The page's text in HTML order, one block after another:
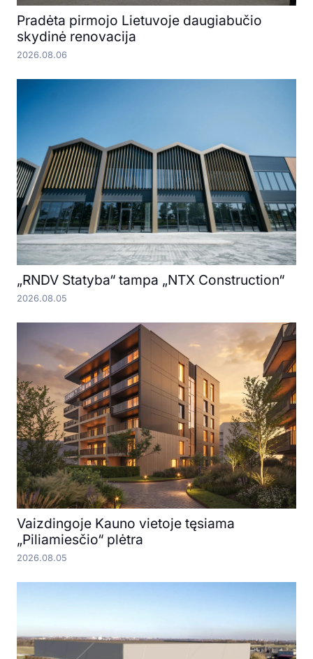
Pradėta pirmojo Lietuvoje daugiabučio
skydinė renovacija
2026.08.06
„RNDV Statyba“ tampa „NTX Construction“
2026.08.05
Vaizdingoje Kauno vietoje tęsiama
„Piliamiesčio“ plėtra
2026.08.05